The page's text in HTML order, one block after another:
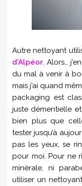
Autre nettoyant
d’Alpéor. Alors…
du mal à venir à
mais j’ai quand
packaging est
juste démentielle
bien plus que
tester jusqu’à
pas les yeux, se
pour moi. Pour ne
minérale, ni
utiliser un